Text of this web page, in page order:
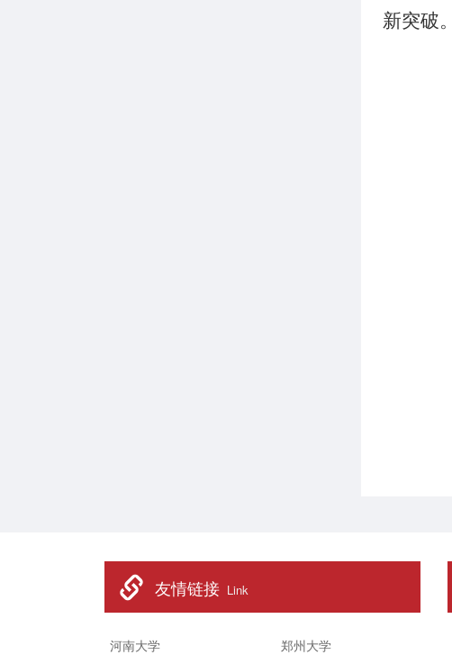
新突破。
友情链接 Link
河南大学 郑州大学